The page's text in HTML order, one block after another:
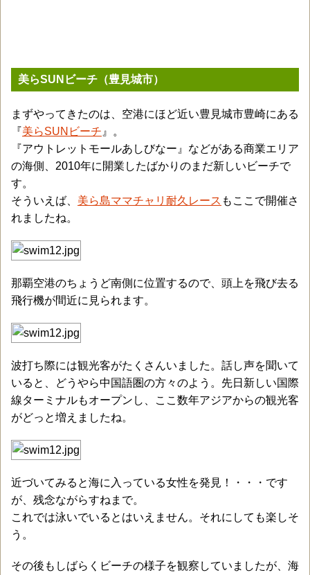
美らSUNビーチ（豊見城市）
まずやってきたのは、空港にほど近い豊見城市豊崎にある
『美らSUNビーチ 』。
『アウトレットモールあしびなー』などがある商業エリア
の海側、2010年に開業したばかりのまだ新しいビーチで
す。
そういえば、 美ら島ママチャリ耐久レース もここで開催さ
れましたね。
那覇空港のちょうど南側に位置するので、頭上を飛び去る
飛行機が間近に見られます。
波打ち際には観光客がたくさんいました。話し声を聞いて
いると、どうやら中国語圏の方々のよう。先日新しい国際
線ターミナルもオープンし、ここ数年アジアからの観光客
がどっと増えましたね。
近づいてみると海に入っている女性を発見！・・・です
が、残念ながらすねまで。
これでは泳いでいるとはいえません。それにしても楽しそ
う。
その後もしばらくビーチの様子を観察していましたが、海